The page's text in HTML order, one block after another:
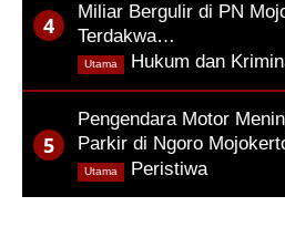
Miliar Bergulir di PN
Terdakwa…
Hukum dan
Utama
Pengendara Motor
Parkir di Ngoro
Peristiwa,
Utama